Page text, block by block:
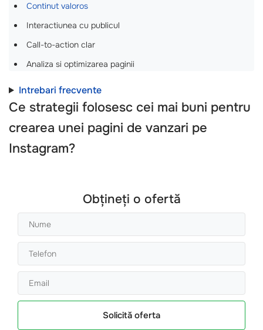
Continut valoros
Interactiunea cu publicul
Call-to-action clar
Analiza si optimizarea paginii
Intrebari frecvente
Ce strategii folosesc cei mai buni pentru
crearea unei pagini de vanzari pe
Instagram?
Obțineți o ofertă
Solicită oferta